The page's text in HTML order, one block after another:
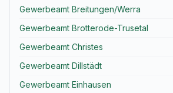
Gewerbeamt Breitungen/Werra
Gewerbeamt Brotterode-Trusetal
Gewerbeamt Christes
Gewerbeamt Dillstädt
Gewerbeamt Einhausen